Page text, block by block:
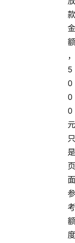
款
金
额
，
5
0
0
0
元
只
是
页
面
参
考
额
度